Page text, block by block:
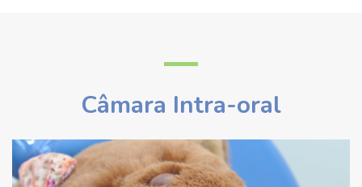
Câmara Intra-oral